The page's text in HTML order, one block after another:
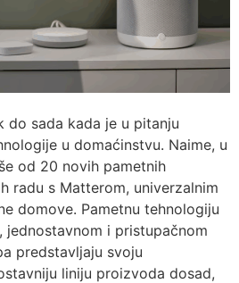
do sada kada je u pitanju
u domaćinstvu. Naime, u
od 20 novih pametnih
radu s Matterom, univerzalnim
domove. Pametnu tehnologiju
jednostavnom i pristupačnom
predstavljaju svoju
liniju proizvoda dosad,